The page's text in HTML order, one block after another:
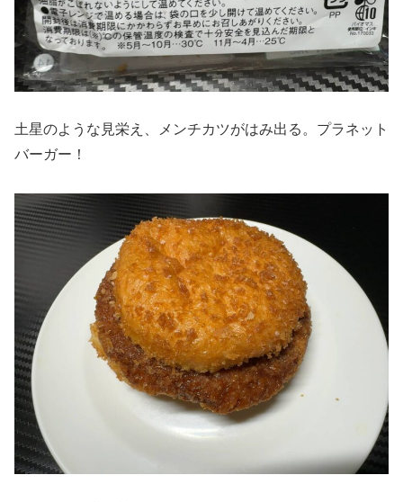
土星のような見栄え、メンチカツがはみ出る。プラネット
バーガー！